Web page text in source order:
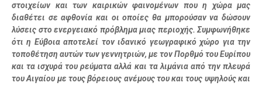
στοιχείων και των καιρικών φαινομένων που η χώρα μας
διαθέτει σε αφθονία και οι οποίες θα μπορούσαν να δώσουν
λύσεις στο ενεργειακό πρόβλημα μιας περιοχής. Συμφωνήθηκε
ότι η Εύβοια αποτελεί τον ιδανικό γεωγραφικό χώρο για την
τοποθέτηση αυτών των γεννητριών, με τον Πορθμό του Ευρίπου
και τα ισχυρά του ρεύματα αλλά και τα λιμάνια από την πλευρά
του Αιγαίου με τους βόρειους ανέμους του και τους υψηλούς και